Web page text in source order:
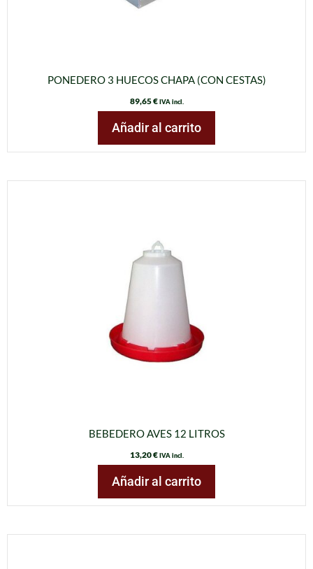
PONEDERO 3 HUECOS CHAPA (CON CESTAS)
89,65€ IVA incl.
Añadir al carrito
BEBEDERO AVES 12 LITROS
13,20€ IVA incl.
Añadir al carrito